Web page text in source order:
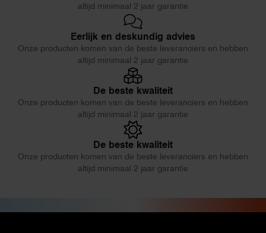
altijd minimaal 2 jaar garantie
Eerlijk en deskundig advies
Onze producten komen van de beste leveranciers en hebben
altijd minimaal 2 jaar garantie
De beste kwaliteit
Onze producten komen van de beste leveranciers en hebben
altijd minimaal 2 jaar garantie
De beste kwaliteit
Onze producten komen van de beste leveranciers en hebben
altijd minimaal 2 jaar garantie